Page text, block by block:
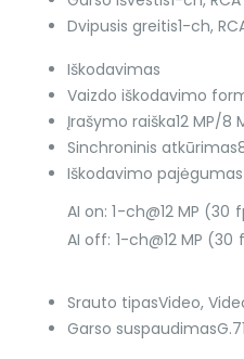
Dvipusis greitis1-ch,
Iškodavimas
Vaizdo iškodavimo
Įrašymo raiška12 MP/8
Sinchroninis atkūrimas
Iškodavimo pajėgumas
AI on: 1-ch@12 MP
AI off: 1-ch@12 MP
Srauto tipasVideo,
Garso suspaudimas